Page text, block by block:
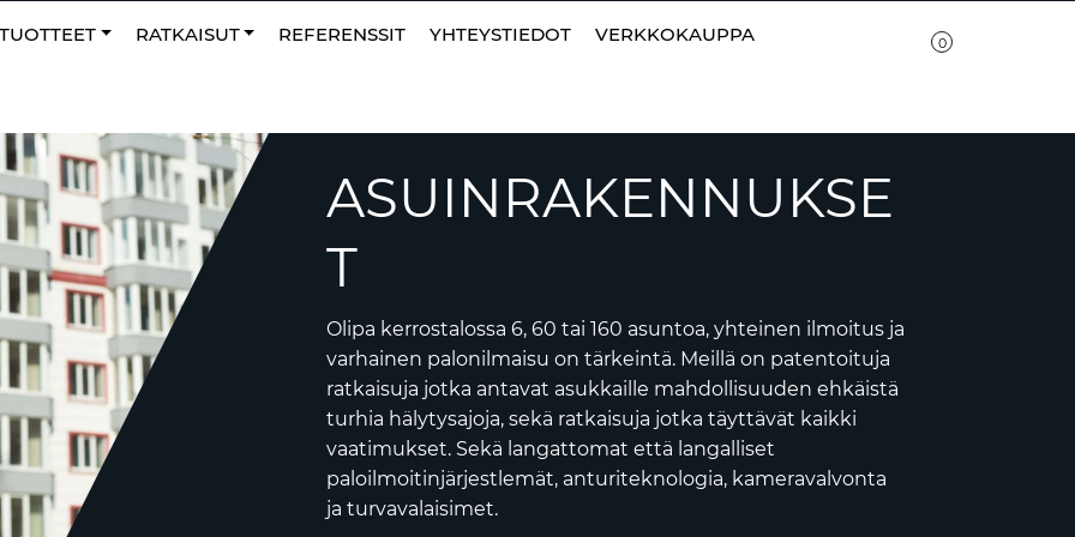
0
Suosikit NO|EN FI
TUOTTEET RATKAISUT REFERENSSIT YHTEYSTIEDOT VERKKOKAUPPA 0
ASUINRAKENNUKSE
T
Olipa kerrostalossa 6, 60 tai 160 asuntoa, yhteinen ilmoitus ja
varhainen palonilmaisu on tärkeintä. Meillä on patentoituja
ratkaisuja jotka antavat asukkaille mahdollisuuden ehkäistä
turhia hälytysajoja, sekä ratkaisuja jotka täyttävät kaikki
vaatimukset. Sekä langattomat että langalliset
paloilmoitinjärjestlemät, anturiteknologia, kameravalvonta
ja turvavalaisimet.